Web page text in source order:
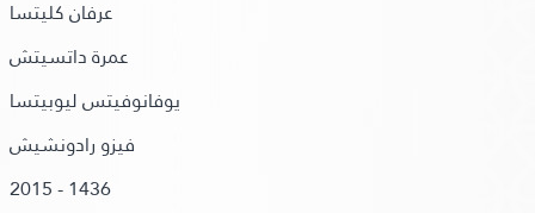
عرفان كليتسا
عمرة داتسيتش
ليوبيتسايوفانوفيتس
فيزو رادونشيش
2015- 1436